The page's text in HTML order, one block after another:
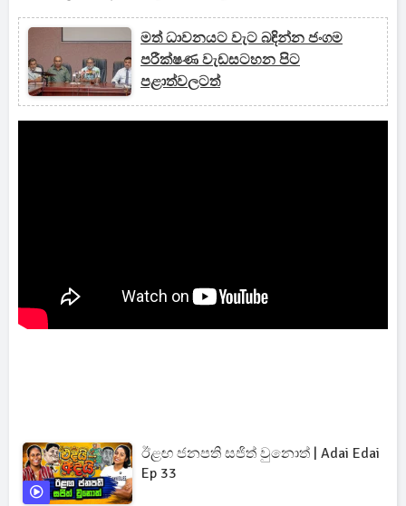
මත් ධාවනයට වැට බඳින්න ජංගම
පරීක්ෂණ වැඩසටහන පිට
පළාත්වලටත්
ඊළඟ ජනපති සජිත් වුනොත් | Adai Edai
Ep 33